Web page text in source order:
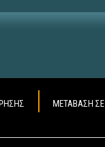
ΜΕΤΑΒΑΣΗ ΣΕ